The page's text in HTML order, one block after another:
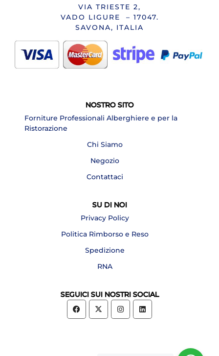
VIA TRIESTE 2,
VADO LIGURE – 17047.
SAVONA, ITALIA
NOSTRO SITO
Forniture Professionali Alberghiere e per la
Ristorazione
Chi Siamo
Negozio
Contattaci
SU DI NOI
Privacy Policy
Politica Rimborso e Reso
Spedizione
RNA
SEGUICI SUI NOSTRI SOCIAL